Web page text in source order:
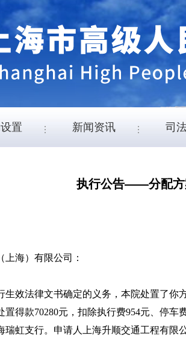
置 新闻资讯 司
执行公告——分配方
上海）有限公司：
效法律文书确定的义务，本院处置了你
置得款70280元，扣除执行费954元、停车
瑞虹支行。申请人上海升顺交通工程有限